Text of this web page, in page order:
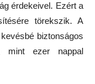
érdekeivel. Ezért a
törekszik. A
biztonságos
mint ezer nappal